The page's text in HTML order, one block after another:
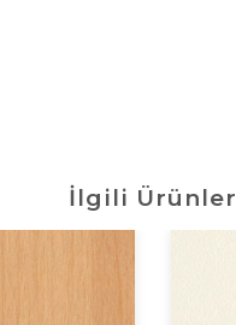
İlgili Ürünler